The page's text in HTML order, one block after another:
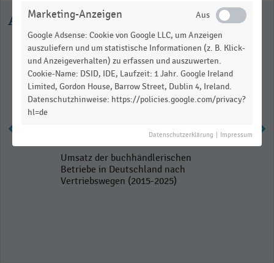
Ausgewählte Statistiken
Umsatz der buchhändlerischen
Betriebe in Deutschland nach
Vertriebswegen (2015-2025)
Marketing-Anzeigen
Google Adsense: Cookie von Google LLC, um Anzeigen
auszuliefern und um statistische Informationen (z. B. Klick-
und Anzeigeverhalten) zu erfassen und auszuwerten.
Cookie-Name: DSID, IDE, Laufzeit: 1 Jahr. Google Ireland
Limited, Gordon House, Barrow Street, Dublin 4, Ireland.
Datenschutzhinweise: https://policies.google.com/privacy?
hl=de
Datenschutzerklärung Impressum